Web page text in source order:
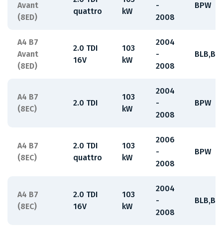
Avant
(8ED)
quattro
kW
-
2008
BPW
A4 B7
Avant
(8ED)
2.0 TDI
16V
103
kW
2004
-
2008
A4 B7
(8EC)
2.0 TDI
103
kW
2004
-
2008
BPW
A4 B7
(8EC)
2.0 TDI
quattro
103
kW
2006
-
2008
BPW
A4 B7
(8EC)
2.0 TDI
16V
103
kW
2004
-
2008